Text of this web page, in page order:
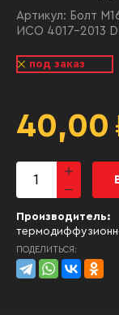
Артикул: Болт
ИСО 4017-2013
под заказ
40,00
Производитель:
ПОДЕЛИТЬСЯ: